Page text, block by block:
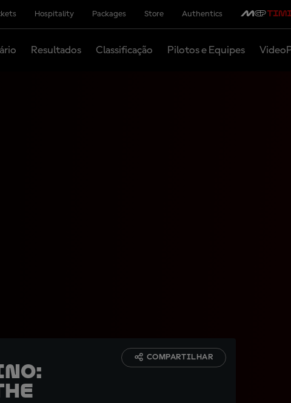
Hospitality Packages Store Authentics
Resultados Classificação Pilotos e Equipes
COMPARTILHAR